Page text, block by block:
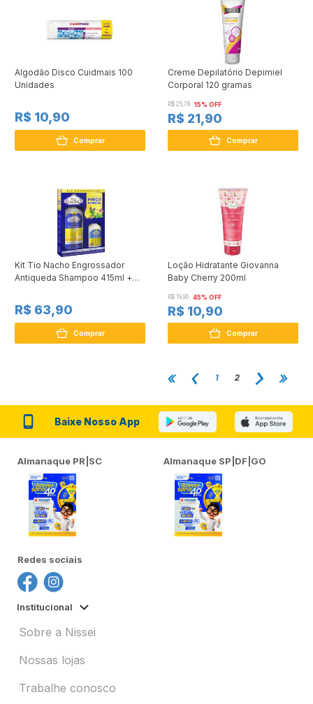
Algodão Disco Cuidmais 100
Unidades
R$ 10,90
Comprar
Creme Depilatório Depimiel
Corporal 120 gramas
R$ 25,78 15% OFF
R$ 21,90
Comprar
Kit Tio Nacho Engrossador
Antiqueda Shampoo 415ml +
R$ 63,90
Comprar
Loção Hidratante Giovanna
Baby Cherry 200ml
R$ 19,90 45% OFF
R$ 10,90
Comprar
1 2
Baixe Nosso App
Almanaque PR|SC Almanaque SP|DF|GO
Redes sociais
Institucional
Sobre a Nissei
Nossas lojas
Trabalhe conosco